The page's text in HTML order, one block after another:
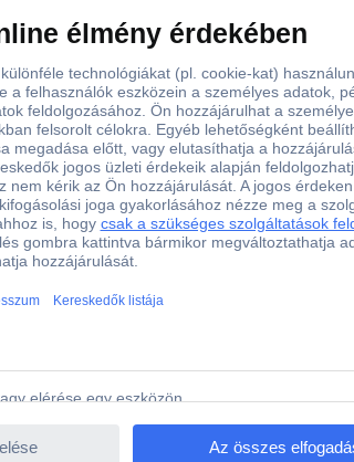
csavarozó
barkácsolók számára, amely
az orsó nem forog, amíg a csavart be
és a jobbra és balra forgatással. A TH-